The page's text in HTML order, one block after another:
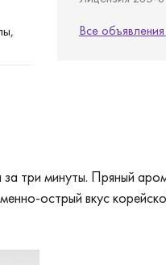
Все
три минуты. Пряный
острый вкус